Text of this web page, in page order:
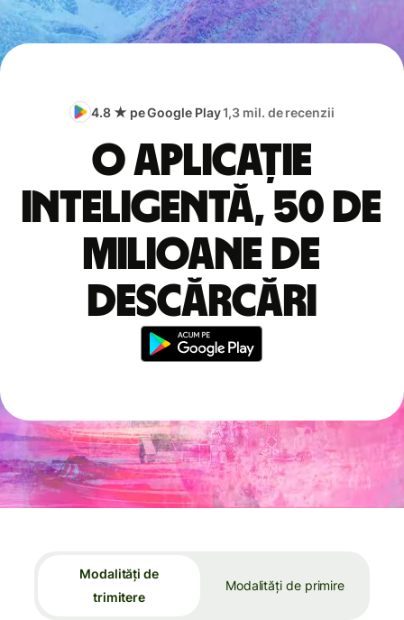
4.8 ★ pe Google Play1,3 mil. de recenzii
O aplicație
inteligentă, 50 de
milioane de
descărcări
Modalități de
trimitere
Modalități de primire